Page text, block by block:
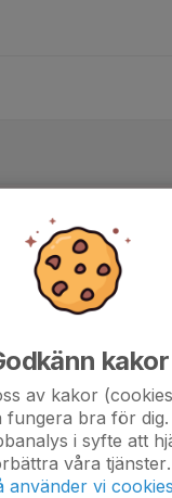
v.25
kakor
av kakor
fungera bra för dig.
i syfte att
våra tjänster.
använder vi